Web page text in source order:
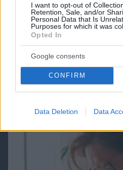
I want to opt-out of
Retention, Sale, and/or
Personal Data that Is
Purposes for which it was
Opted In
Google consents
CONFIRM
Data Deletion Data
Cut The Rope
ΔΕΙΤΕ ΟΛΑ ΤΑ GAMES
Best of Network